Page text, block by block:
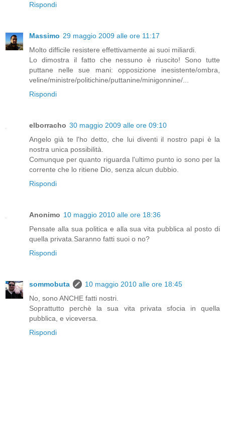
Rispondi
Massimo 29 maggio 2009 alle ore 11:17
Molto difficile resistere effettivamente ai suoi miliardi.
Lo dimostra il fatto che nessuno è riuscito! Sono tutte
puttane nelle sue mani: opposizione inesistente/ombra,
veline/ministre/politichine/puttanine/minigonnine/...
Rispondi
elborracho 30 maggio 2009 alle ore 09:10
Angelo già te l'ho detto, che lui diventi il nostro papi è la
nostra unica possibilità.
Comunque per quanto riguarda l'ultimo punto io sono per la
corrente che lo ritiene Dio, senza alcun dubbio.
Rispondi
Anonimo 10 maggio 2010 alle ore 18:36
Pensate alla sua politica e alla sua vita pubblica al posto di
quella privata.Saranno fatti suoi o no?
Rispondi
sommobuta
10 maggio 2010 alle ore 18:45
No, sono ANCHE fatti nostri.
Soprattutto perchè la sua vita privata sfocia in quella
pubblica, e viceversa.
Rispondi